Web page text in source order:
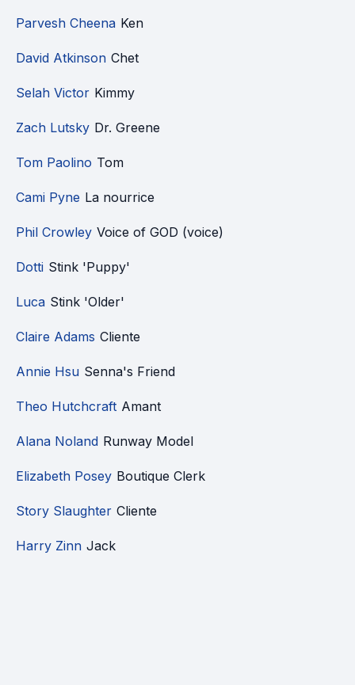
Parvesh Cheena Ken
David Atkinson Chet
Selah Victor Kimmy
Zach Lutsky Dr. Greene
Tom Paolino Tom
Cami Pyne La nourrice
Phil Crowley Voice of GOD (voice)
Dotti Stink 'Puppy'
Luca Stink 'Older'
Claire Adams Cliente
Annie Hsu Senna's Friend
Theo Hutchcraft Amant
Alana Noland Runway Model
Elizabeth Posey Boutique Clerk
Story Slaughter Cliente
Harry Zinn Jack